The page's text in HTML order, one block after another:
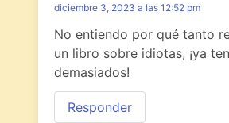
diciembre 3, 2023 a las 12:52 pm
No entiendo por qué tanto
un libro sobre idiotas, ¡ya
demasiados!
Responder